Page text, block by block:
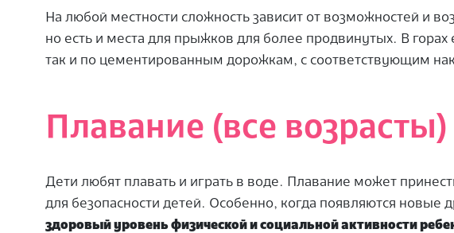
На любой местности сложность зависит от возможностей и
но есть и места для прыжков для более продвинутых. В горах
так и по цементированным дорожкам, с соответствующим
Плавание (все возрасты)
Дети любят плавать и играть в воде. Плавание может
для безопасности детей. Особенно, когда появляются новые
здоровый уровень физической и социальной активности